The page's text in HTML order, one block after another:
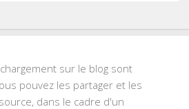
sur le blog sont
pouvez les partager et les
dans le cadre d'un